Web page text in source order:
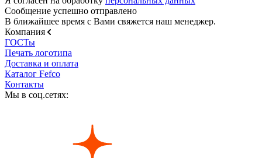
Сообщение успешно отправлено
В ближайшее время с Вами свяжется наш менеджер.
Компания
ГОСТы
Печать логотипа
Доставка и оплата
Каталог Fefco
Контакты
Мы в соц.сетях: